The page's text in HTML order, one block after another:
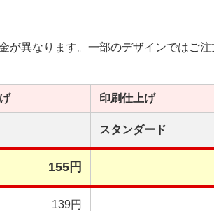
が異なります。一部のデザインではご注
印刷仕上げ
スタンダード
155円
139円